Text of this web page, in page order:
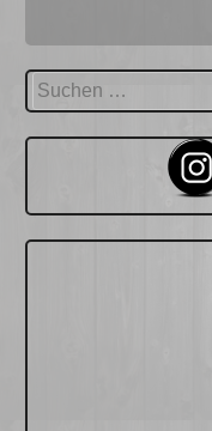
Suchen
nach: